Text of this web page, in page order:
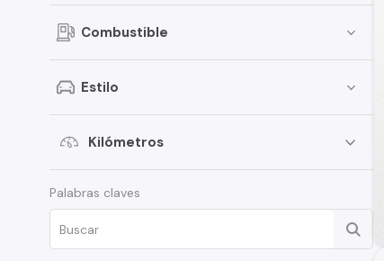
Volkswagen
SsangYong
Chery
Combustible
Estilo
Kilómetros
Palabras claves